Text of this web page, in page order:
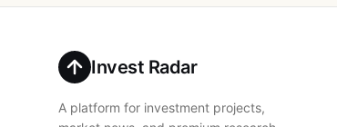
Invest Radar
A platform for investment projects,